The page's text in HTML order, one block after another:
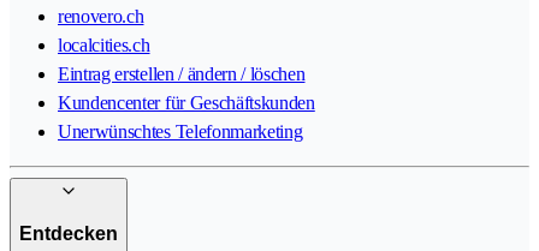
renovero.ch
localcities.ch
Eintrag erstellen / ändern / löschen
Kundencenter für Geschäftskunden
Unerwünschtes Telefonmarketing
Entdecken